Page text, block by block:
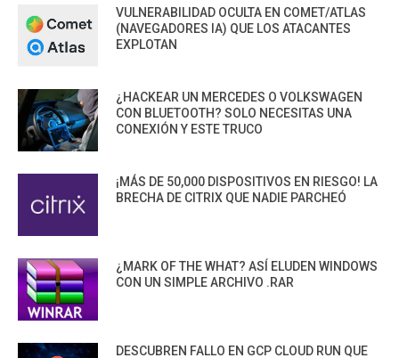
VULNERABILIDAD OCULTA EN COMET/ATLAS
(NAVEGADORES IA) QUE LOS ATACANTES
EXPLOTAN
¿HACKEAR UN MERCEDES O VOLKSWAGEN
CON BLUETOOTH? SOLO NECESITAS UNA
CONEXIÓN Y ESTE TRUCO
¡MÁS DE 50,000 DISPOSITIVOS EN RIESGO! LA
BRECHA DE CITRIX QUE NADIE PARCHEÓ
¿MARK OF THE WHAT? ASÍ ELUDEN WINDOWS
CON UN SIMPLE ARCHIVO .RAR
DESCUBREN FALLO EN GCP CLOUD RUN QUE